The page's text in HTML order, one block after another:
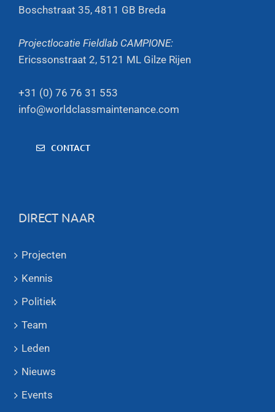
Boschstraat 35, 4811 GB Breda
Projectlocatie Fieldlab CAMPIONE:
Ericssonstraat 2, 5121 ML Gilze Rijen
+31 (0) 76 76 31 553
info@worldclassmaintenance.com
CONTACT
DIRECT NAAR
Projecten
Kennis
Politiek
Team
Leden
Nieuws
Events